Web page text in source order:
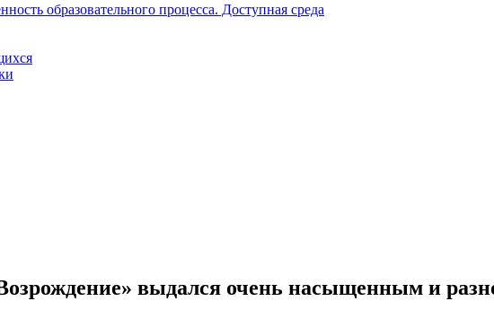
образовательного процесса. Доступная среда
выдался очень насыщенным и